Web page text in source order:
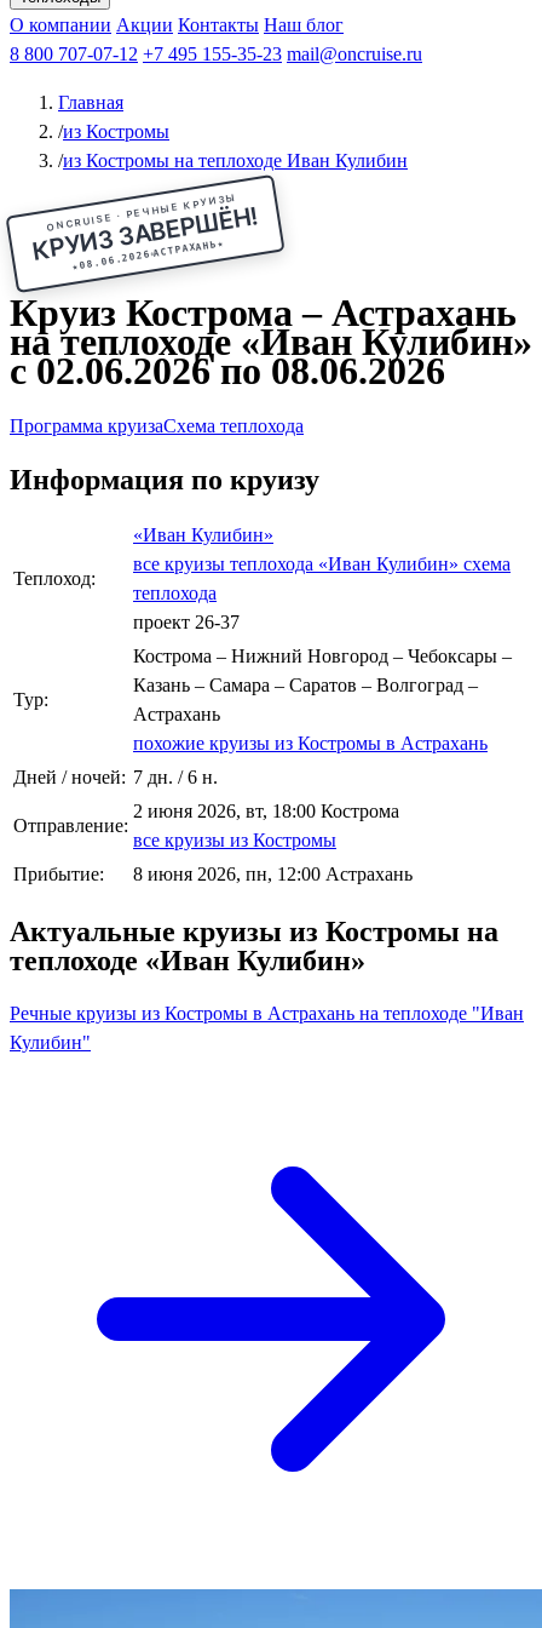
Чебоксарыиз Волгоградаиз Саратова Все города
КазаньВ Нижний НовгородВ ПермьВ Ростов-на-Дону
РыбинскНа СоловкиНа ВалаамПо ОкеПо Енисею
Афанасий Никитин Октябрьская революция
ФединАлександр СвешниковИван
МироновА.С.Попов
О компании Акции Контакты Наш блог
8 800 707-07-12 +7 495 155-35-23 mail@oncruise.ru
Главная
/из Костромы
/из Костромы на теплоходе Иван Кулибин
ONCRUISE · РЕЧНЫЕ КРУИЗЫ
КРУИЗ ЗАВЕРШЁН!
★08.06.2026
АСТРАХАНЬ★
Круиз Кострома – Астрахань
на теплоходе «Иван Кулибин»
с 02.06.2026 по 08.06.2026
Программа круизаСхема теплохода
Информация по круизу
Теплоход:
«Иван Кулибин»
все круизы теплохода «Иван Кулибин» схема
теплохода
проект 26-37
Тур:
Кострома – Нижний Новгород – Чебоксары –
Казань – Самара – Саратов – Волгоград –
Астрахань
похожие круизы из Костромы в Астрахань
Дней / ночей: 7 дн. / 6 н.
Отправление:
2 июня 2026, вт, 18:00 Кострома
все круизы из Костромы
Прибытие:
8 июня 2026, пн, 12:00 Астрахань
Актуальные круизы из Костромы на
теплоходе «Иван Кулибин»
Речные круизы из Костромы в Астрахань на теплоходе "Иван
Кулибин"